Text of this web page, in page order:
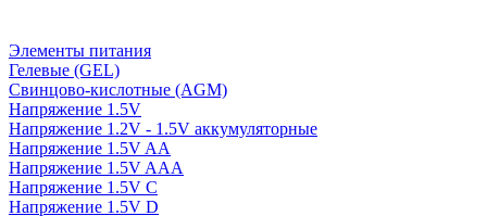
Элементы питания
Гелевые (GEL)
Свинцово-кислотные (AGM)
Напряжение 1.5V
Напряжение 1.2V - 1.5V аккумуляторные
Напряжение 1.5V AA
Напряжение 1.5V AAA
Напряжение 1.5V C
Напряжение 1.5V D